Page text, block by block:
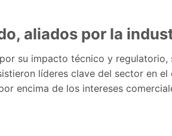
aliados por la
su impacto técnico y regulatorio,
líderes clave del sector en el
encima de los intereses